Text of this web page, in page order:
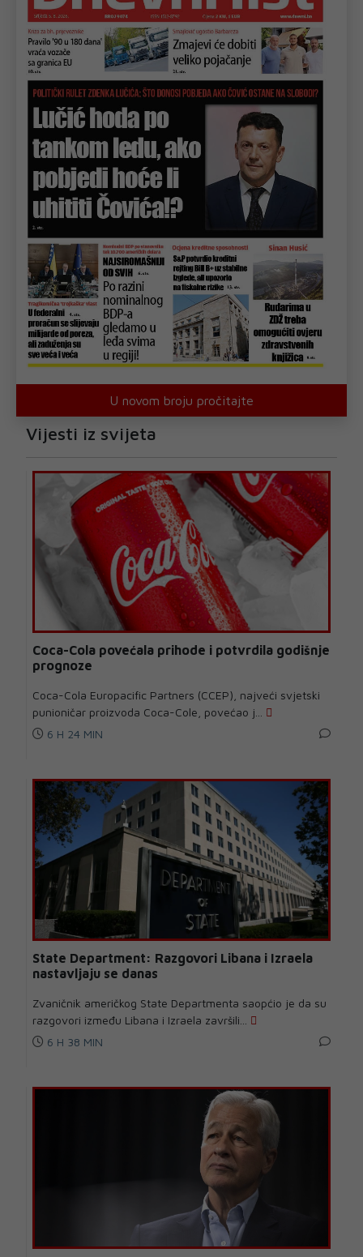
U novom broju pročitajte
Vijesti iz svijeta
Coca-Cola povećala prihode i potvrdila godišnje
prognoze
Coca-Cola Europacific Partners (CCEP), najveći svjetski
punioničar proizvoda Coca-Cole, povećao j...
6 H 24 MIN
State Department: Razgovori Libana i Izraela
nastavljaju se danas
Zvaničnik američkog State Departmenta saopćio je da su
razgovori između Libana i Izraela završili...
6 H 38 MIN